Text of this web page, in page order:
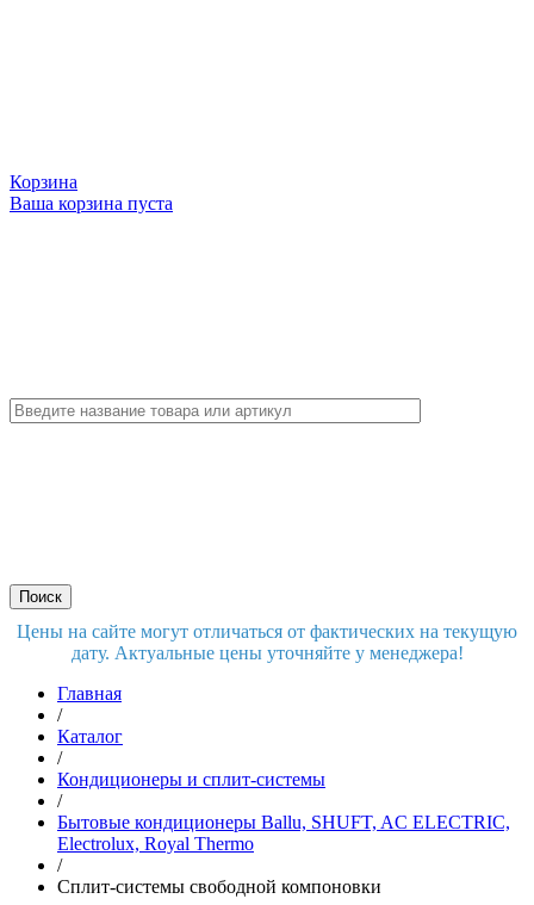
Корзина
Ваша корзина пуста
Цены на сайте могут отличаться от фактических на текущую
дату. Актуальные цены уточняйте у менеджера!
Главная
/
Каталог
/
Кондиционеры и сплит-системы
/
Бытовые кондиционеры Ballu, SHUFT, AC ELECTRIC,
Electrolux, Royal Thermo
/
Сплит-системы свободной компоновки